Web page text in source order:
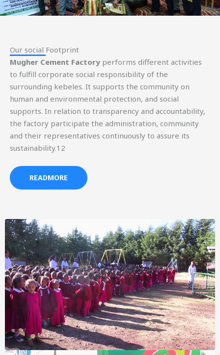
Our social Footprint​
Mugher Cement Factory performs different activities
to fulfill corporate social responsibility of the
surrounding kebeles. It supports the community on
human and environmental protection, and social
supports. In relation to transparency and accountability,
the factory participate the administration, community
and their representatives continuously to assure its
sustainability.12
READMORE